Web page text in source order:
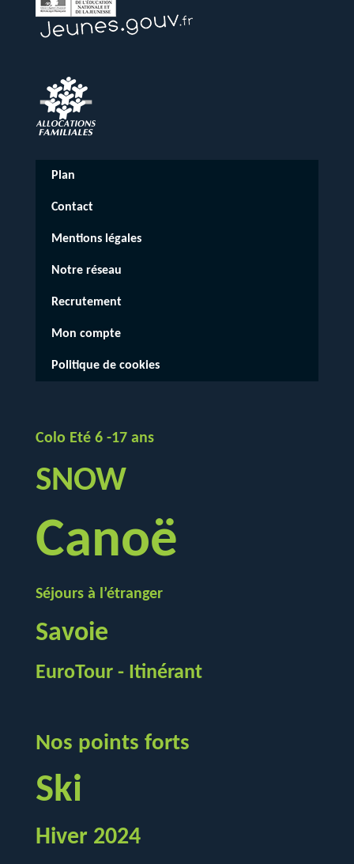
Plan
Contact
Mentions légales
Notre réseau
Recrutement
Mon compte
Politique de cookies
Colo Eté 6 -17 ans
SNOW
Canoë
Séjours à l’étranger
Savoie
EuroTour - Itinérant
Nos points forts
Ski
Hiver 2024